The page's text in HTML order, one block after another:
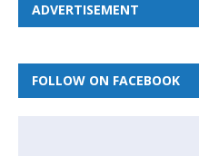
ADVERTISEMENT
FOLLOW ON FACEBOOK